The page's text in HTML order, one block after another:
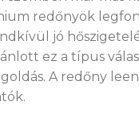
redőnyök
jó
ez a típus
A redőny